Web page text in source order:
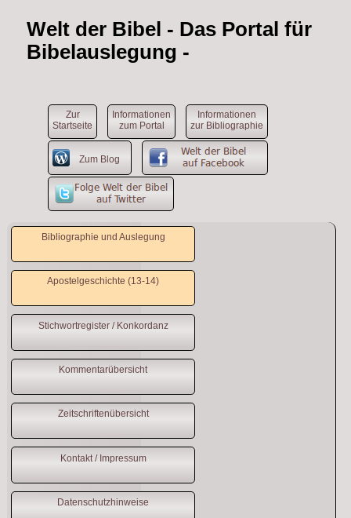
Welt der Bibel - Das Portal für
Bibelauslegung -
Zur
Startseite
Informationen
zum Portal
Informationen
zur Bibliographie
Zum Blog
Bibliographie und Auslegung
Apostelgeschichte (13-14)
Stichwortregister / Konkordanz
Kommentarübersicht
Zeitschriftenübersicht
Kontakt / Impressum
Datenschutzhinweise